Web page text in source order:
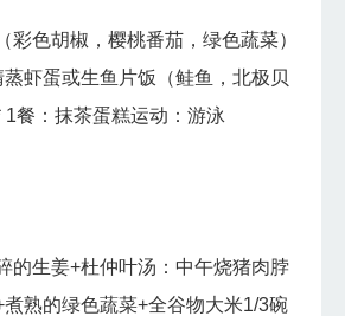
彩色胡椒，樱桃番茄，绿色蔬菜）
虾蛋或生鱼片饭（鲑鱼，北极贝
餐：抹茶蛋糕运动：游泳
的生姜+杜仲叶汤：中午烧猪肉脖
熟的绿色蔬菜+全谷物大米1/3碗